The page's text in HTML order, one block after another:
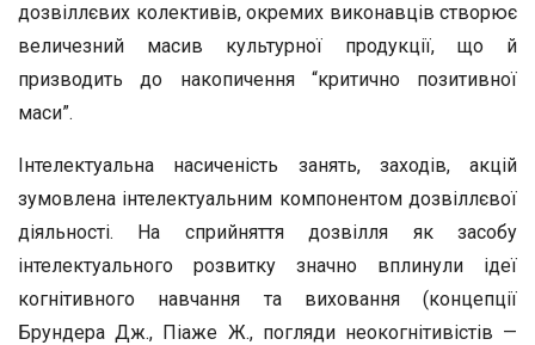
дозвіллєвих колективів, окремих виконавців створює
величезний масив культурної продукції, що й
призводить до накопичення “критично позитивної
маси”.
Інтелектуальна насиченість занять, заходів, акцій
зумовлена інтелектуальним компонентом дозвіллєвої
діяльності. На сприйняття дозвілля як засобу
інтелектуального розвитку значно вплинули ідеї
когнітивного навчання та виховання (концепції
Брундера Дж., Піаже Ж., погляди неокогнітивістів —